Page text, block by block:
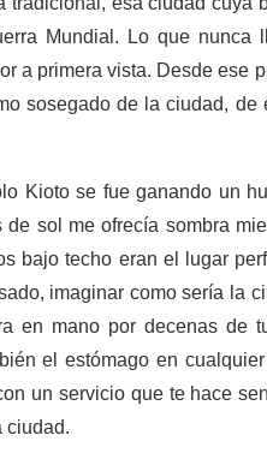
Mundial. Lo que nunca
a primera vista. Desde ese
sosegado de la ciudad, de
Kioto se fue ganando un
sol me ofrecía sombra
bajo techo eran el lugar
imaginar como sería la
en mano por decenas de
el estómago en
un servicio que te hace
ciudad.